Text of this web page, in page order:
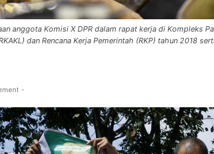
anggota Komisi X DPR dalam rapat kerja di Kompleks
dan Rencana Kerja Pemerintah (RKP) tahun 2018
-